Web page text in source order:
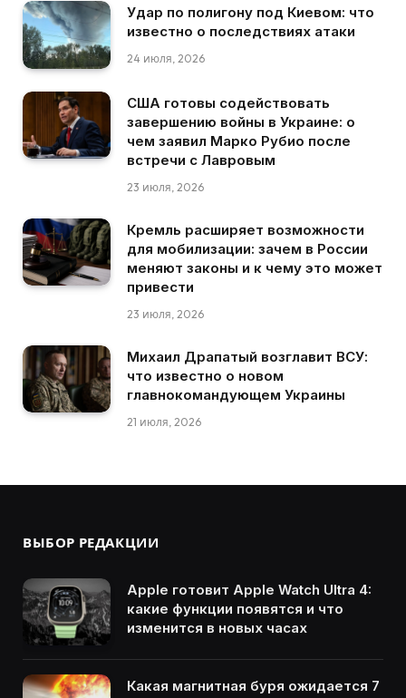
Удар по полигону под Киевом: что
известно о последствиях атаки
24 июля, 2026
США готовы содействовать
завершению войны в Украине: о
чем заявил Марко Рубио после
встречи с Лавровым
23 июля, 2026
Кремль расширяет возможности
для мобилизации: зачем в России
меняют законы и к чему это может
привести
23 июля, 2026
Михаил Драпатый возглавит ВСУ:
что известно о новом
главнокомандующем Украины
21 июля, 2026
ВЫБОР РЕДАКЦИИ
Apple готовит Apple Watch Ultra 4:
какие функции появятся и что
изменится в новых часах
Какая магнитная буря ожидается 7